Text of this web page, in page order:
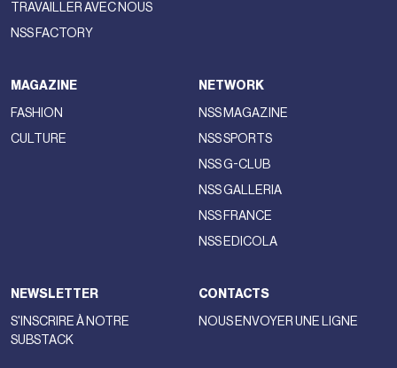
TRAVAILLER AVEC NOUS
NSS FACTORY
MAGAZINE
FASHION
CULTURE
NETWORK
NSS MAGAZINE
NSS SPORTS
NSS G-CLUB
NSS GALLERIA
NSS FRANCE
NSS EDICOLA
NEWSLETTER
S'INSCRIRE À NOTRE
SUBSTACK
CONTACTS
NOUS ENVOYER UNE LIGNE